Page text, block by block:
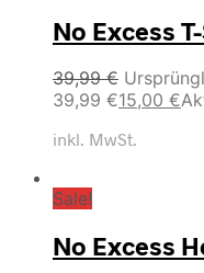
No Excess
39,99€
39,99 €15,00 €
inkl. MwSt.
Sale!
No Excess